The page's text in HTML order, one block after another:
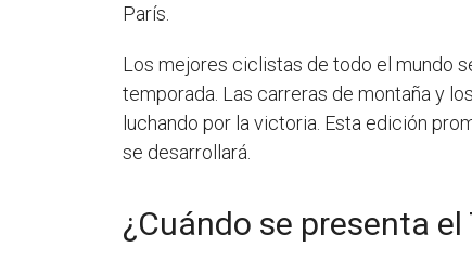
París.
Los mejores ciclistas de todo el mundo
temporada. Las carreras de montaña y
luchando por la victoria. Esta edición
se desarrollará.
¿Cuándo se presenta el